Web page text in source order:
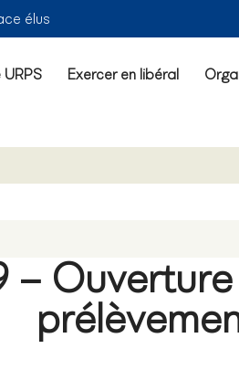
élus
Exercer en libéral
–